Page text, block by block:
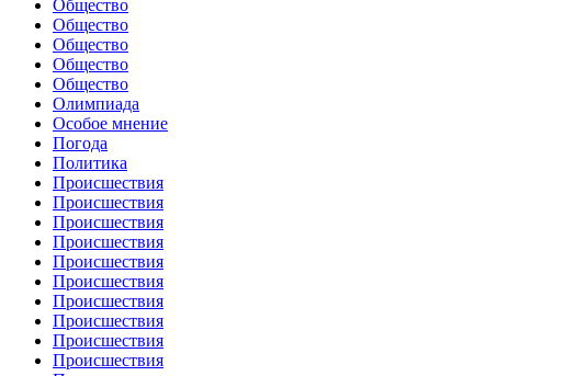
Общество
Общество
Общество
Общество
Общество
Олимпиада
Особое мнение
Погода
Политика
Происшествия
Происшествия
Происшествия
Происшествия
Происшествия
Происшествия
Происшествия
Происшествия
Происшествия
Происшествия